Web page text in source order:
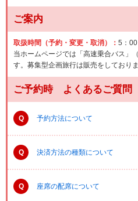
ご案内
取扱時間（予約・変更・取消）： 5：00
当ホームページでは「高速乗合バス」
す。募集型企画旅行は販売をしておりま
ご予約時 よくあるご質問
Q 予約方法について
Q 決済方法の種類について
Q 座席の配席について